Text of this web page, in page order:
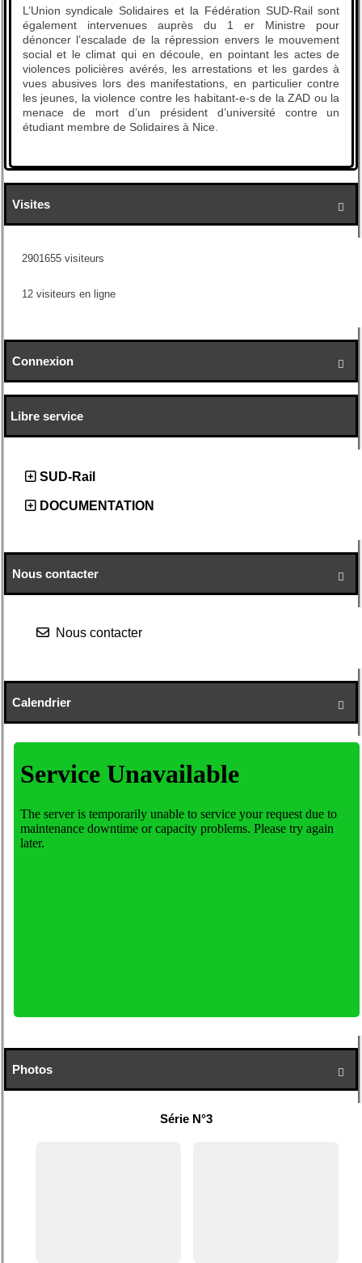

Visites
2901655 visiteurs
12 visiteurs en ligne

Connexion
Libre service
SUD-Rail
DOCUMENTATION

Nous contacter
Nous contacter

Calendrier

Photos
Série N°3
L’Union syndicale Solidaires et la Fédération SUD-Rail sont
également intervenues auprès du 1 er Ministre pour
dénoncer l’escalade de la répression envers le mouvement
social et le climat qui en découle, en pointant les actes de
violences policières avérés, les arrestations et les gardes à
vues abusives lors des manifestations, en particulier contre
les jeunes, la violence contre les habitant-e-s de la ZAD ou la
menace de mort d’un président d’université contre un
étudiant membre de Solidaires à Nice.